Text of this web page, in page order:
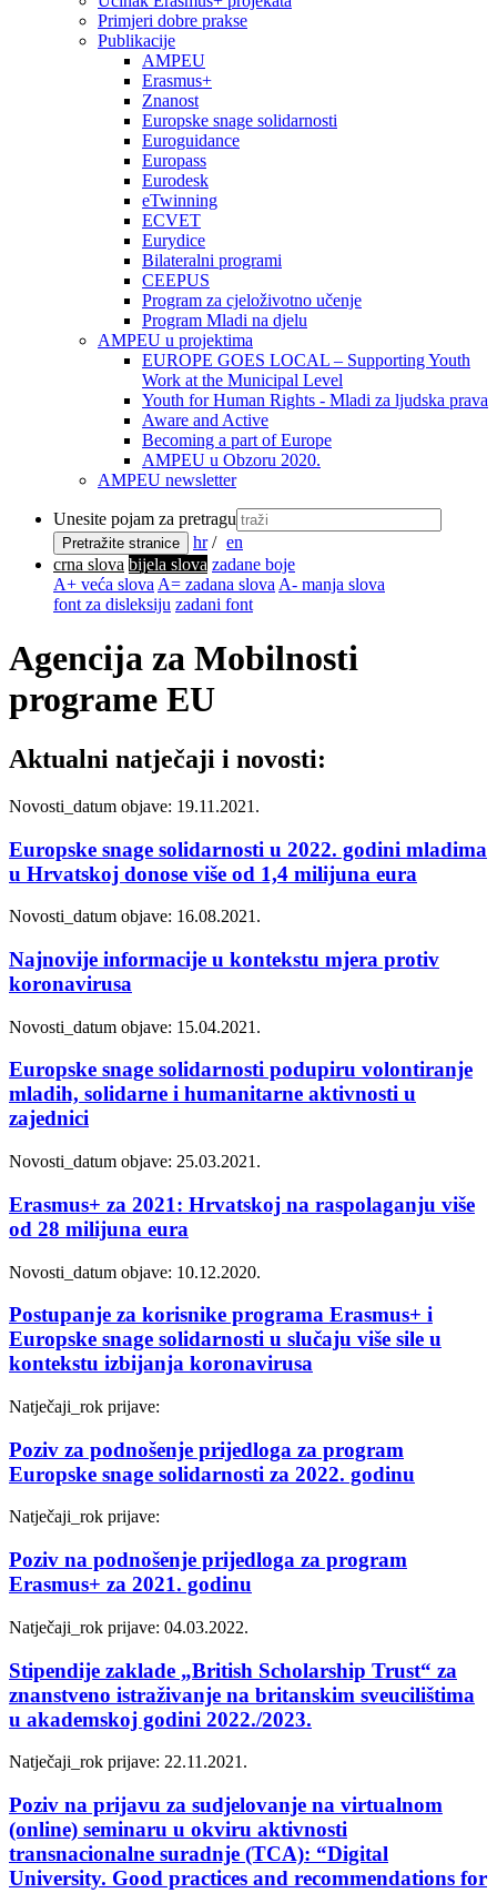
Primjeri dobre prakse
Publikacije
AMPEU
Erasmus+
Znanost
Europske snage solidarnosti
Euroguidance
Europass
Eurodesk
eTwinning
ECVET
Eurydice
Bilateralni programi
CEEPUS
Program za cjeloživotno učenje
Program Mladi na djelu
AMPEU u projektima
EUROPE GOES LOCAL – Supporting Youth
Work at the Municipal Level
Youth for Human Rights - Mladi za ljudska prava
Aware and Active
Becoming a part of Europe
AMPEU u Obzoru 2020.
AMPEU newsletter
Unesite pojam za pretragu
Pretražite stranice hr / en
crna slova bijela slova zadane boje
A+ veća slova A= zadana slova A- manja slova
font za disleksiju zadani font
Agencija za Mobilnosti
programe EU
Aktualni natječaji i novosti:
Novosti_ datum objave: 19.11.2021.
Europske snage solidarnosti u 2022. godini mladima
u Hrvatskoj donose više od 1,4 milijuna eura
Novosti_ datum objave: 16.08.2021.
Najnovije informacije u kontekstu mjera protiv
koronavirusa
Novosti_ datum objave: 15.04.2021.
Europske snage solidarnosti podupiru volontiranje
mladih, solidarne i humanitarne aktivnosti u
zajednici
Novosti_ datum objave: 25.03.2021.
Erasmus+ za 2021: Hrvatskoj na raspolaganju više
od 28 milijuna eura
Novosti_ datum objave: 10.12.2020.
Postupanje za korisnike programa Erasmus+ i
Europske snage solidarnosti u slučaju više sile u
kontekstu izbijanja koronavirusa
Natječaji_ rok prijave:
Poziv za podnošenje prijedloga za program
Europske snage solidarnosti za 2022. godinu
Natječaji_ rok prijave:
Poziv na podnošenje prijedloga za program
Erasmus+ za 2021. godinu
Natječaji_ rok prijave: 04.03.2022.
Stipendije zaklade „British Scholarship Trust“ za
znanstveno istraživanje na britanskim sveucilištima
u akademskoj godini 2022./2023.
Natječaji_ rok prijave: 22.11.2021.
Poziv na prijavu za sudjelovanje na virtualnom
(online) seminaru u okviru aktivnosti
transnacionalne suradnje (TCA): “Digital
University. Good practices and recommendations for